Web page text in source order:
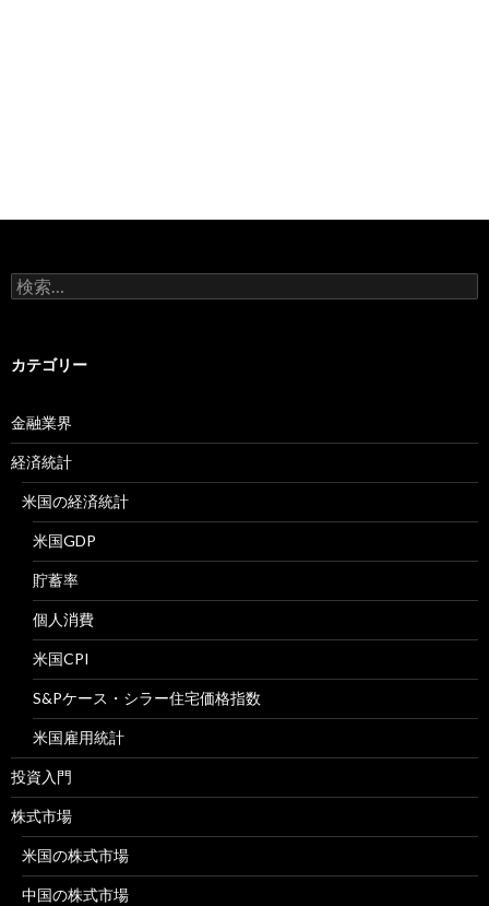
検
索:
カテゴリー
金融業界
経済統計
米国の経済統計
米国GDP
貯蓄率
個人消費
米国CPI
S&Pケース・シラー住宅価格指数
米国雇用統計
投資入門
株式市場
米国の株式市場
中国の株式市場